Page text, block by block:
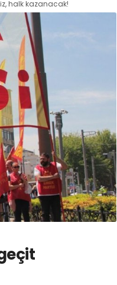
halk kazanacak!